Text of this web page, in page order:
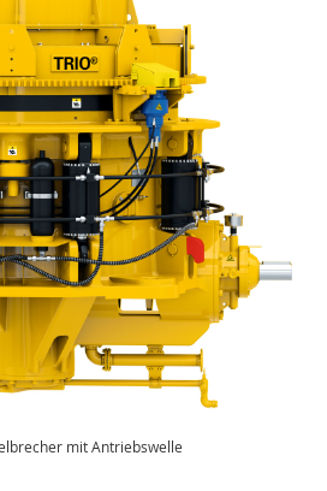
mit Antriebswelle